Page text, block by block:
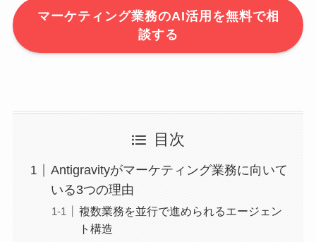
マーケティング業務のAI活用を無料で相
談する
目次
Antigravityがマーケティング業務に向いて
いる3つの理由
複数業務を並行で進められるエージェン
ト構造